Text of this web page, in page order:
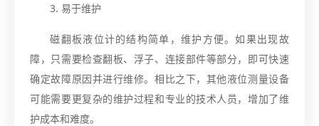
3. 易于维护
磁翻板液位计的结构简单，维护方便。如果出现故
障，只需要检查翻板、浮子、连接部件等部分，即可快速
确定故障原因并进行维修。相比之下，其他液位测量设备
可能需要更复杂的维护过程和专业的技术人员，增加了维
护成本和难度。